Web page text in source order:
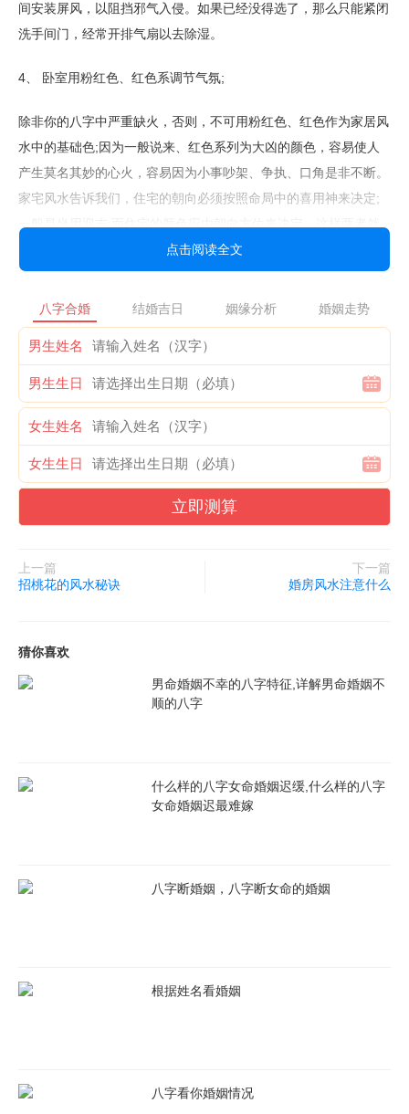
间安装屏风，以阻挡邪气入侵。如果已经没得选了，那么只能紧闭
洗手间门，经常开排气扇以去除湿。
4、 卧室用粉红色、红色系调节气氛;
除非你的八字中严重缺火，否则，不可用粉红色、红色作为家居风
水中的基础色;因为一般说来、红色系列为大凶的颜色，容易使人
产生莫名其妙的心火，容易因为小事吵架、争执、口角是非不断。
家宅风水告诉我们，住宅的朝向必须按照命局中的喜用神来决定;
能很好的统一起来。比如东与东南向的卧室宜绿、蓝色系列;南向
卧室宜淡紫色、黄色;西向宜米色、白色、灰;北宜灰白、米色;西北
向宜灰白、黄、棕;东北向宜淡黄、铁锈色;西南向宜黄、棕色为
主。如果真的喜欢红色系，而且八字中严重缺火的人，则可在局部
饰品的选择上采用这些颜色。比如在床边摆上一对粉红色的蜡烛，
可以促进伴侣间的沟通交流。推荐阅读：你应知道的卧室风水禁忌
招致夫妻矛盾的卧室风水令女生感情不顺的卧室风水
点击阅读全文
八字合婚 结婚吉日 姻缘分析 婚姻走势
男生姓名
男生生日
女生姓名
女生生日
立即测算
上一篇
招桃花的风水秘诀
下一篇
婚房风水注意什么
猜你喜欢
男命婚姻不幸的八字特征,详解男命婚姻不
顺的八字
什么样的八字女命婚姻迟缓,什么样的八字
女命婚姻迟最难嫁
八字断婚姻，八字断女命的婚姻
根据姓名看婚姻
八字看你婚姻情况